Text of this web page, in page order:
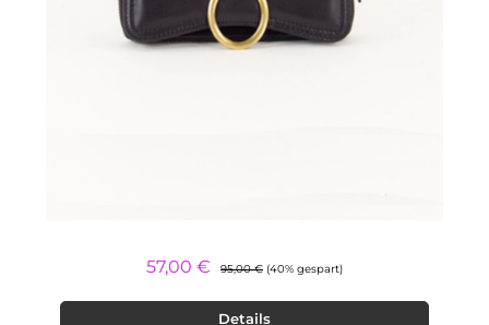
Verkaufspreis:
57,00 € 95,00 € (40% gespart)
Details